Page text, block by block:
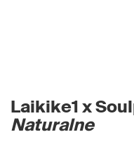
Laikike1 x
Naturalne